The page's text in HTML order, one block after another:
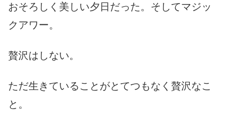
おそろしく美しい夕日だった。そしてマジッ
クアワー。
贅沢はしない。
ただ生きていることがとてつもなく贅沢なこ
と。